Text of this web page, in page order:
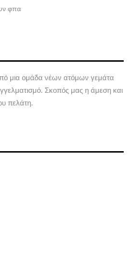
φπα
μια ομάδα νέων ατόμων γεμάτα
Σκοπός μας η άμεση και
πελάτη.